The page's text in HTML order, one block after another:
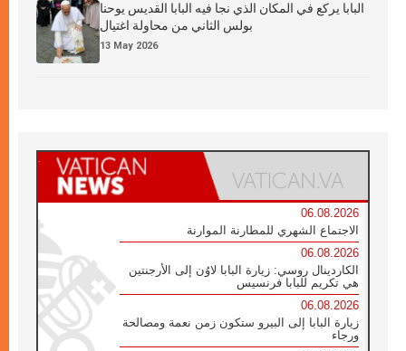
البابا يركع في المكان الذي نجا فيه البابا القديس يوحنا
بولس الثاني من محاولة اغتيال
13 May 2026
06.08.2026
الاجتماع الشهري للمطارنة الموارنة
06.08.2026
الكاردينال روسي: زيارة البابا لاوُن إلى الأرجنتين
هي تكريم للبابا فرنسيس
06.08.2026
زيارة البابا إلى البيرو ستكون زمن نعمة ومصالحة
ورجاء